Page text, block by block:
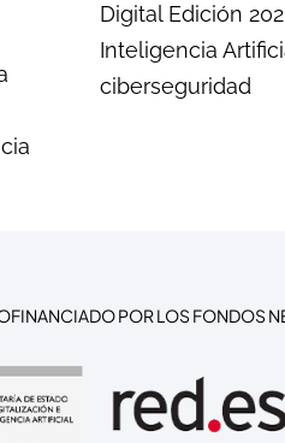
Digital Edición
Inteligencia
ciberseguridad
POR LOS FONDOS